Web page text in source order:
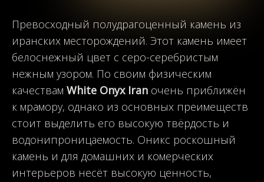
Превосходный полудрагоценный камень из
иранских месторождений. Этот камень имеет
белоснежный цвет с серо-серебристым
нежным узором. По своим физическим
качествам White Onyx Iran очень приближён
к мрамору, однако из основных преимеществ
стоит выделить его высокую твёрдость и
водонипроницаемость. Оникс роскошный
камень и для домашних и комерческих
интерьеров несёт высокую ценность,